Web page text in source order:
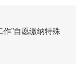
”自愿缴纳特殊